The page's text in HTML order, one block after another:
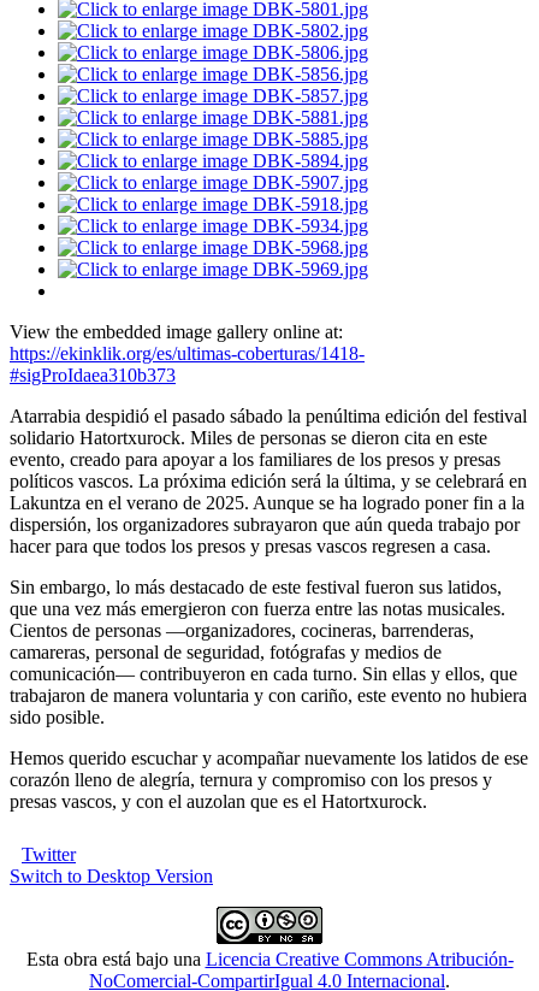
View the embedded image gallery online at:
https://ekinklik.org/es/ultimas-coberturas/1418-
#sigProIdaea310b373
Atarrabia despidió el pasado sábado la penúltima edición del festival
solidario Hatortxurock. Miles de personas se dieron cita en este
evento, creado para apoyar a los familiares de los presos y presas
políticos vascos. La próxima edición será la última, y se celebrará en
Lakuntza en el verano de 2025. Aunque se ha logrado poner fin a la
dispersión, los organizadores subrayaron que aún queda trabajo por
hacer para que todos los presos y presas vascos regresen a casa.
Sin embargo, lo más destacado de este festival fueron sus latidos,
que una vez más emergieron con fuerza entre las notas musicales.
Cientos de personas —organizadores, cocineras, barrenderas,
camareras, personal de seguridad, fotógrafas y medios de
comunicación— contribuyeron en cada turno. Sin ellas y ellos, que
trabajaron de manera voluntaria y con cariño, este evento no hubiera
sido posible.
Hemos querido escuchar y acompañar nuevamente los latidos de ese
corazón lleno de alegría, ternura y compromiso con los presos y
presas vascos, y con el auzolan que es el Hatortxurock.
Twitter
Switch to Desktop Version
Esta obra está bajo una Licencia Creative Commons Atribución-
NoComercial-CompartirIgual 4.0 Internacional.